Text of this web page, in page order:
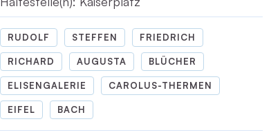
RUDOLF STEFFEN FRIEDRICH
RICHARD AUGUSTA BLÜCHER
ELISENGALERIE CAROLUS-THERMEN
EIFEL BACH